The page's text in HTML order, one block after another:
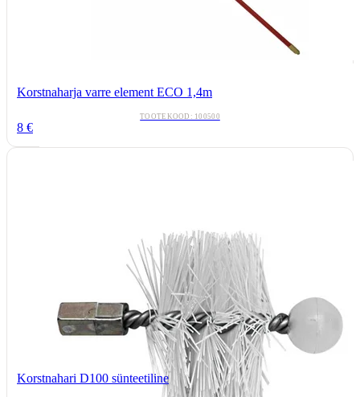
Korstnaharja varre element ECO 1,4m
TOOTEKOOD: 100500
8 €
Korstnahari D100 sünteetiline